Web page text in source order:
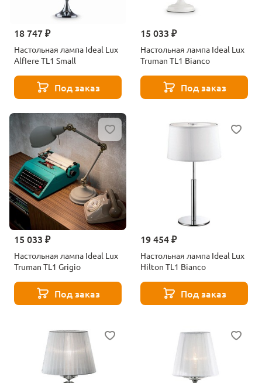
18 747 ₽
Настольная лампа Ideal Lux
AlfIere TL1 Small
Под заказ
15 033 ₽
Настольная лампа Ideal Lux
Truman TL1 Bianco
Под заказ
15 033 ₽
Настольная лампа Ideal Lux
Truman TL1 Grigio
Под заказ
19 454 ₽
Настольная лампа Ideal Lux
Hilton TL1 Bianco
Под заказ